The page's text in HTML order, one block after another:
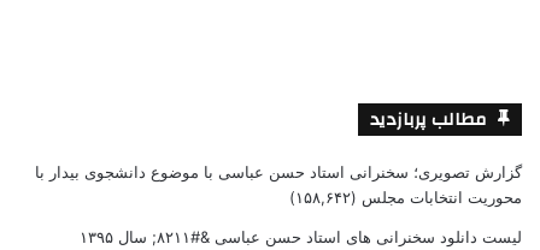
مطالب پربازدید
گزارش تصویری؛ سخنرانی استاد حسن عباسی با موضوع دانشجوی بیدار با
محوریت انتخابات مجلس (۱۵۸,۶۴۲)
لیست دانلود سخنرانی های استاد حسن عباسی &#۸۲۱۱; سال ۱۳۹۵